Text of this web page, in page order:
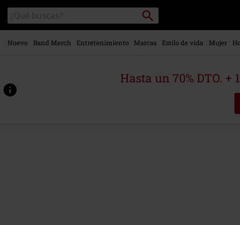
contenido
principal
Buscar
en
el
catálogo
Buscar
Nuevo Band Merch Entretenimiento Marcas Estilo de vida Mujer
Hasta un 70% DTO. +